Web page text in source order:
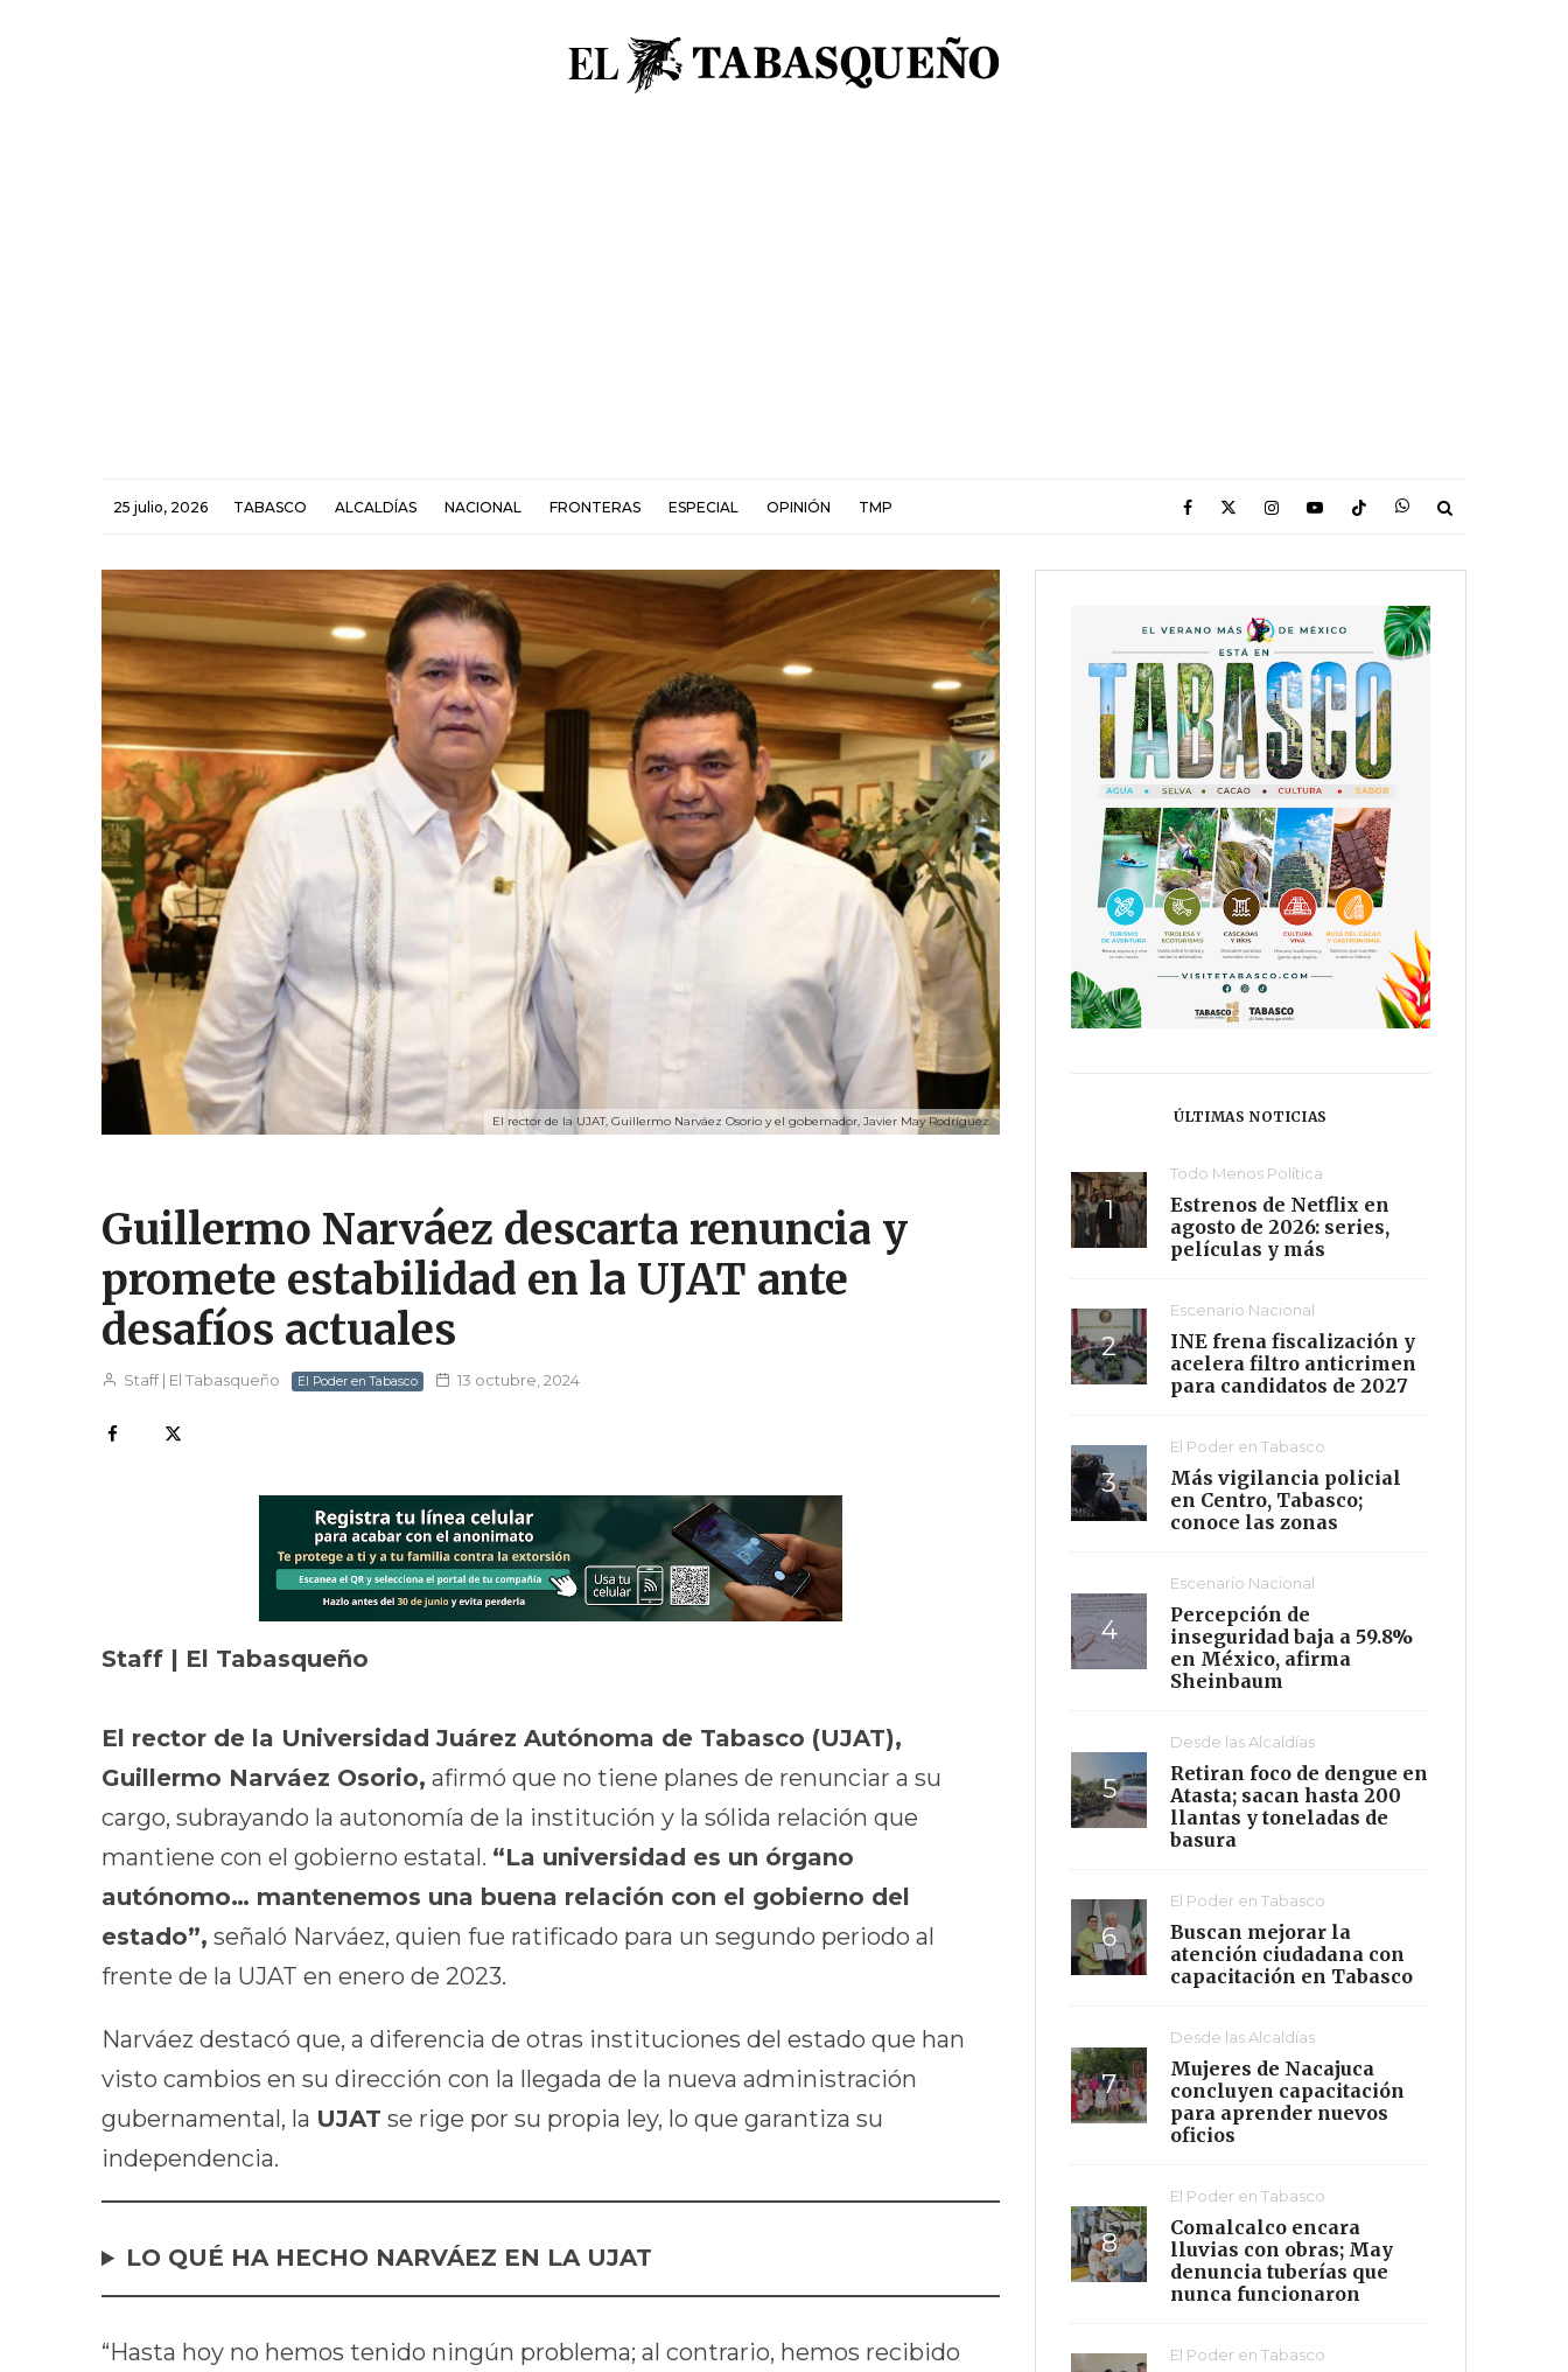
25 julio, 2026 TABASCO ALCALDÍAS NACIONAL FRONTERAS ESPECIAL OPINIÓN TMP
El rector de la UJAT, Guillermo Narváez Osorio y el gobernador, Javier May Rodríguez.
Guillermo Narváez descarta renuncia y
promete estabilidad en la UJAT ante
desafíos actuales
Staff | El Tabasqueño El Poder en Tabasco 13 octubre, 2024
Staff | El Tabasqueño
El rector de la Universidad Juárez Autónoma de Tabasco (UJAT),
Guillermo Narváez Osorio, afirmó que no tiene planes de renunciar a su
cargo, subrayando la autonomía de la institución y la sólida relación que
mantiene con el gobierno estatal. “La universidad es un órgano
autónomo… mantenemos una buena relación con el gobierno del
estado”, señaló Narváez, quien fue ratificado para un segundo periodo al
frente de la UJAT en enero de 2023.
Narváez destacó que, a diferencia de otras instituciones del estado que han
visto cambios en su dirección con la llegada de la nueva administración
gubernamental, la UJAT se rige por su propia ley, lo que garantiza su
independencia.
LO QUÉ HA HECHO NARVÁEZ EN LA UJAT
“Hasta hoy no hemos tenido ningún problema; al contrario, hemos recibido
ÚLTIMAS NOTICIAS
Todo Menos Política
Estrenos de Netflix en
agosto de 2026: series,
películas y más
Escenario Nacional
INE frena fiscalización y
acelera filtro anticrimen
para candidatos de 2027
El Poder en Tabasco
Más vigilancia policial
en Centro, Tabasco;
conoce las zonas
Escenario Nacional
Percepción de
inseguridad baja a 59.8%
en México, afirma
Sheinbaum
Desde las Alcaldías
Retiran foco de dengue en
Atasta; sacan hasta 200
llantas y toneladas de
basura
El Poder en Tabasco
Buscan mejorar la
atención ciudadana con
capacitación en Tabasco
Desde las Alcaldías
Mujeres de Nacajuca
concluyen capacitación
para aprender nuevos
oficios
El Poder en Tabasco
Comalcalco encara
lluvias con obras; May
denuncia tuberías que
nunca funcionaron
El Poder en Tabasco